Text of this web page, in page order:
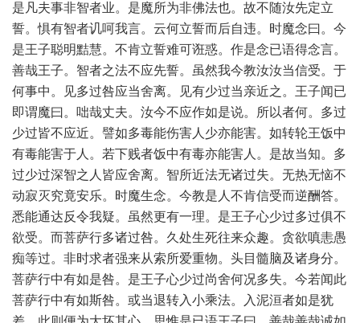
是凡夫事非智者业。是魔所为非佛法也。故不随汝先定立
誓。惧有智者讥呵我言。云何立誓而后自违。时魔念曰。今
是王子聪明黠慧。不肯立誓难可诳惑。作是念已语得念言。
善哉王子。智者之法不应先誓。虽然我今教汝汝当信受。于
何事中。见多过咎应当舍离。见有少过当亲近之。王子闻已
即谓魔曰。咄哉丈夫。汝今不应作如是说。所以者何。多过
少过皆不应近。譬如多毒能伤害人少亦能害。如转轮王饭中
有毒能害于人。若下贱者饭中有毒亦能害人。是故当知。多
过少过深智之人皆应舍离。智所近法无诸过失。无热无恼不
动寂灭究竟安乐。时魔生念。今教是人不肯信受而逆酬答。
悉能通达反令我疑。虽然更有一理。是王子心少过多过俱不
欲受。而菩萨行多诸过咎。久处生死往来众趣。贪欲嗔恚愚
痴等过。非时求者强来从索所爱重物。头目髓脑及诸身分。
菩萨行中有如是咎。是王子心少过尚舍何况多失。今若闻此
菩萨行中有如斯咎。或当退转入小乘法。入泥洹者如是犹